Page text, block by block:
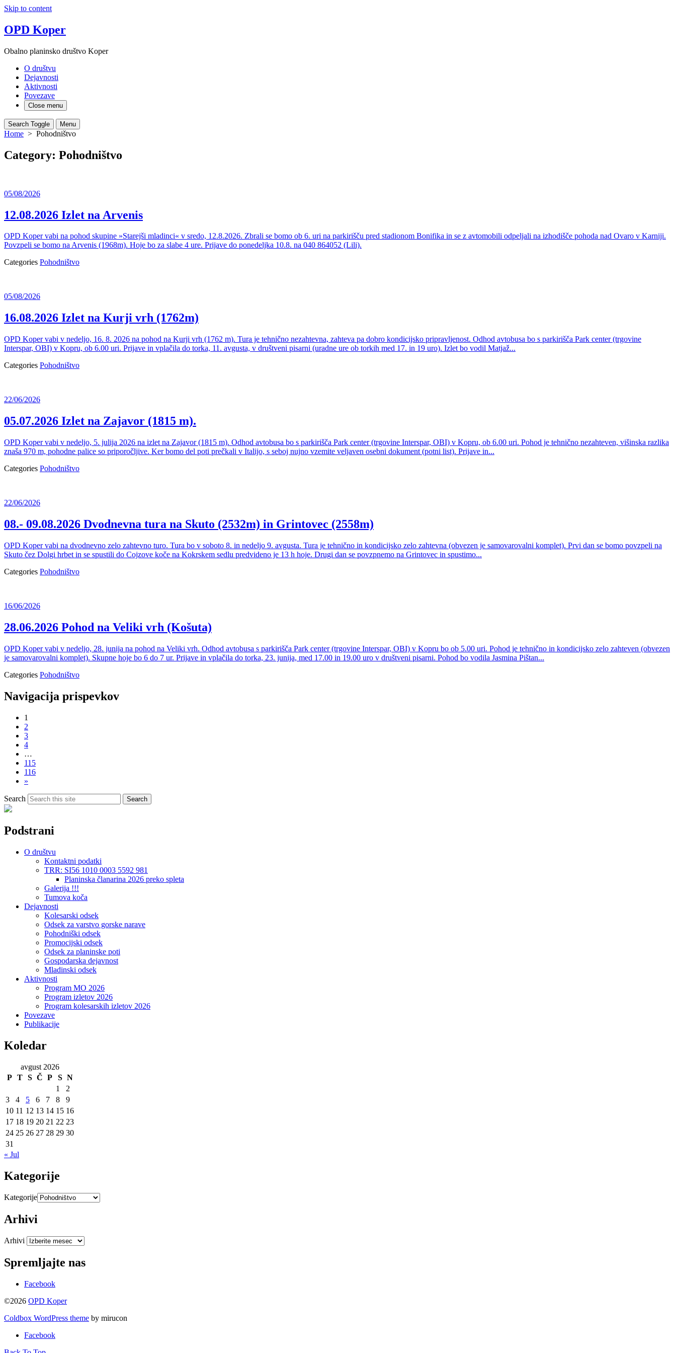
Skip to content
OPD Koper
Obalno planinsko društvo Koper
O društvu
Dejavnosti
Aktivnosti
Povezave
Close menu
Search Toggle Menu
Home > Pohodništvo
Category: Pohodništvo
05/08/2026
12.08.2026 Izlet na Arvenis
OPD Koper vabi na pohod skupine »Starejši mladinci« v sredo, 12.8.2026. Zbrali se bomo ob 6. uri na parkirišču pred stadionom Bonifika in se z avtomobili odpeljali na izhodišče pohoda nad Ovaro v Karniji.
Povzpeli se bomo na Arvenis (1968m). Hoje bo za slabe 4 ure. Prijave do ponedeljka 10.8. na 040 864052 (Lili).
Categories Pohodništvo
05/08/2026
16.08.2026 Izlet na Kurji vrh (1762m)
OPD Koper vabi v nedeljo, 16. 8. 2026 na pohod na Kurji vrh (1762 m). Tura je tehnično nezahtevna, zahteva pa dobro kondicijsko pripravljenost. Odhod avtobusa bo s parkirišča Park center (trgovine
Interspar, OBI) v Kopru, ob 6.00 uri. Prijave in vplačila do torka, 11. avgusta, v društveni pisarni (uradne ure ob torkih med 17. in 19 uro). Izlet bo vodil Matjaž...
Categories Pohodništvo
22/06/2026
05.07.2026 Izlet na Zajavor (1815 m).
OPD Koper vabi v nedeljo, 5. julija 2026 na izlet na Zajavor (1815 m). Odhod avtobusa bo s parkirišča Park center (trgovine Interspar, OBI) v Kopru, ob 6.00 uri. Pohod je tehnično nezahteven, višinska razlika
znaša 970 m, pohodne palice so priporočljive. Ker bomo del poti prečkali v Italijo, s seboj nujno vzemite veljaven osebni dokument (potni list). Prijave in...
Categories Pohodništvo
22/06/2026
08.- 09.08.2026 Dvodnevna tura na Skuto (2532m) in Grintovec (2558m)
OPD Koper vabi na dvodnevno zelo zahtevno turo. Tura bo v soboto 8. in nedeljo 9. avgusta. Tura je tehnično in kondicijsko zelo zahtevna (obvezen je samovarovalni komplet). Prvi dan se bomo povzpeli na
Skuto čez Dolgi hrbet in se spustili do Cojzove koče na Kokrskem sedlu predvideno je 13 h hoje. Drugi dan se povzpnemo na Grintovec in spustimo...
Categories Pohodništvo
16/06/2026
28.06.2026 Pohod na Veliki vrh (Košuta)
OPD Koper vabi v nedeljo, 28. junija na pohod na Veliki vrh. Odhod avtobusa s parkirišča Park center (trgovine Interspar, OBI) v Kopru bo ob 5.00 uri. Pohod je tehnično in kondicijsko zelo zahteven (obvezen
je samovarovalni komplet). Skupne hoje bo 6 do 7 ur. Prijave in vplačila do torka, 23. junija, med 17.00 in 19.00 uro v društveni pisarni. Pohod bo vodila Jasmina Pištan...
Categories Pohodništvo
Navigacija prispevkov
1
2
3
4
…
115
116
»
Search Search
Podstrani
O društvu
Kontaktni podatki
TRR: SI56 1010 0003 5592 981
Planinska članarina 2026 preko spleta
Galerija !!!
Tumova koča
Dejavnosti
Kolesarski odsek
Odsek za varstvo gorske narave
Pohodniški odsek
Promocijski odsek
Odsek za planinske poti
Gospodarska dejavnost
Mladinski odsek
Aktivnosti
Program MO 2026
Program izletov 2026
Program kolesarskih izletov 2026
Povezave
Publikacije
Koledar
avgust 2026
P T S Č P S N
1
2
3
4 5 6 7 8
9
10 11 12 13 14 15 16
17 18 19 20 21 22 23
24 25 26 27 28 29 30
31
« Jul
Kategorije
Kategorije
Arhivi
Arhivi
Spremljajte nas
Facebook
©2026 OPD Koper
Coldbox WordPress theme by mirucon
Facebook